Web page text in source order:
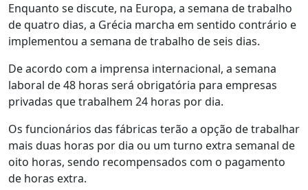
Enquanto se discute, na Europa, a semana de trabalho
de quatro dias, a Grécia marcha em sentido contrário e
implementou a semana de trabalho de seis dias.
De acordo com a imprensa internacional, a semana
laboral de 48 horas será obrigatória para empresas
privadas que trabalhem 24 horas por dia.
Os funcionários das fábricas terão a opção de trabalhar
mais duas horas por dia ou um turno extra semanal de
oito horas, sendo recompensados com o pagamento
de horas extra.